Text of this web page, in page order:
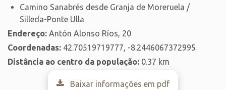
Camino Sanabrés desde Granja de Moreruela /
Silleda-Ponte Ulla
Endereço: Antón Alonso Ríos, 20
Coordenadas: 42.70519719777, -8.2446067372995
Distância ao centro da população: 0.37 km
Baixar informações em pdf